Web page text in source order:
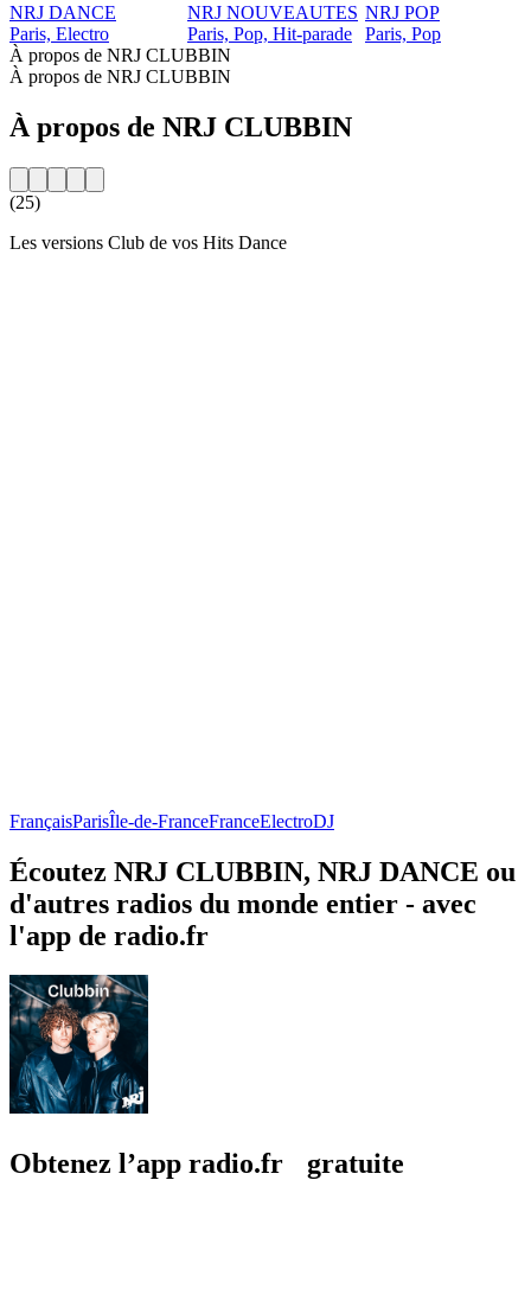
NRJ DANCE
Paris, Electro
NRJ NOUVEAUTES
Paris, Pop, Hit-parade
NRJ POP
Paris, Pop
À propos de NRJ CLUBBIN
À propos de NRJ CLUBBIN
À propos de NRJ CLUBBIN
(25)
Les versions Club de vos Hits Dance
FrançaisParisÎle-de-FranceFranceElectroDJ
Écoutez NRJ CLUBBIN, NRJ DANCE ou
d'autres radios du monde entier - avec
l'app de radio.fr
Obtenez l’app radio.fr gratuite